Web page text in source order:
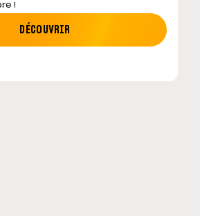
: les cinq constructeurs signent un
!
DÉCOUVRIR